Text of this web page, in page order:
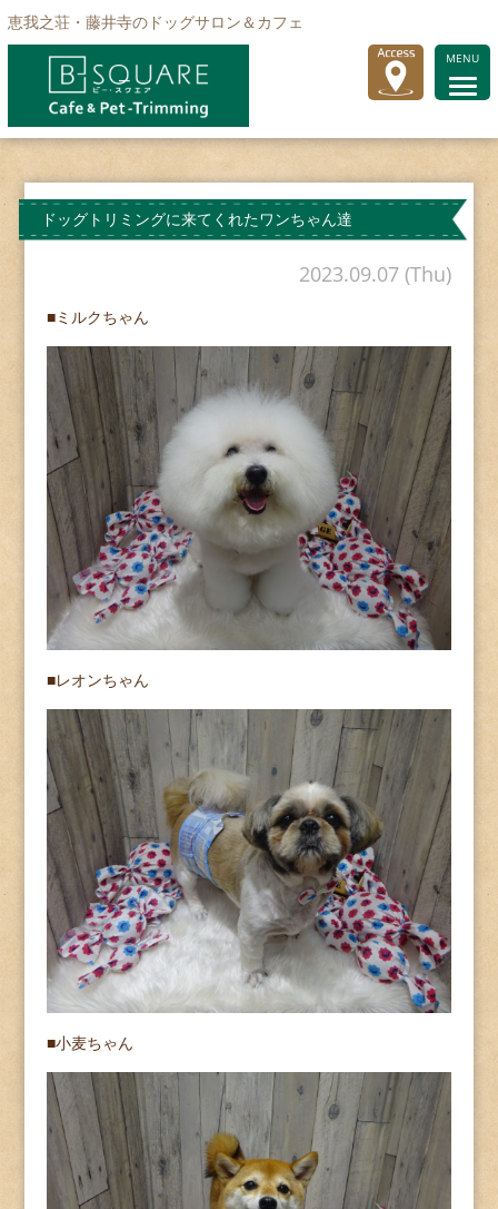
恵我之荘・藤井寺のドッグサロン＆カフェ
MENU
ドッグトリミングに来てくれたワンちゃん達
2023.09.07 (Thu)
■ミルクちゃん
■レオンちゃん
■小麦ちゃん